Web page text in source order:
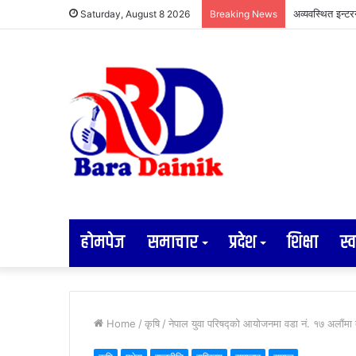
Saturday, August 8 2026 Breaking News अव्यवस्थित
होमपेज समाचार प्रदेश शिक्षा
Home / कृषि / नेपाल युवा परिषद्को आयोजनमा वडा नं. १७ अलौंमा